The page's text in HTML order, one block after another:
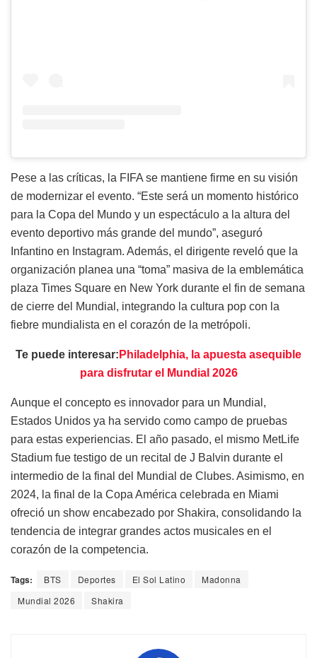
Pese a las críticas, la FIFA se mantiene firme en su visión
de modernizar el evento. “Este será un momento histórico
para la Copa del Mundo y un espectáculo a la altura del
evento deportivo más grande del mundo”, aseguró
Infantino en Instagram. Además, el dirigente reveló que la
organización planea una “toma” masiva de la emblemática
plaza Times Square en New York durante el fin de semana
de cierre del Mundial, integrando la cultura pop con la
fiebre mundialista en el corazón de la metrópoli.
Te puede interesar: Philadelphia, la apuesta asequible
para disfrutar el Mundial 2026
Aunque el concepto es innovador para un Mundial,
Estados Unidos ya ha servido como campo de pruebas
para estas experiencias. El año pasado, el mismo MetLife
Stadium fue testigo de un recital de J Balvin durante el
intermedio de la final del Mundial de Clubes. Asimismo, en
2024, la final de la Copa América celebrada en Miami
ofreció un show encabezado por Shakira, consolidando la
tendencia de integrar grandes actos musicales en el
corazón de la competencia.
Tags: BTS Deportes El Sol Latino
Madonna
Mundial 2026
Shakira